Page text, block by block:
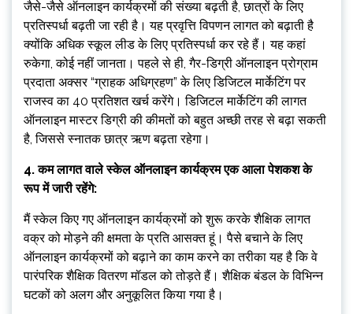
जैसे-जैसे ऑनलाइन कार्यक्रमों की संख्या बढ़ती है, छात्रों के लिए
प्रतिस्पर्धा बढ़ती जा रही है। यह प्रवृत्ति विपणन लागत को बढ़ाती है
क्योंकि अधिक स्कूल लीड के लिए प्रतिस्पर्धा कर रहे हैं। यह कहां
रुकेगा, कोई नहीं जानता। पहले से ही, गैर-डिग्री ऑनलाइन प्रोग्राम
प्रदाता अक्सर “ग्राहक अधिग्रहण” के लिए डिजिटल मार्केटिंग पर
राजस्व का 40 प्रतिशत खर्च करेंगे। डिजिटल मार्केटिंग की लागत
ऑनलाइन मास्टर डिग्री की कीमतों को बहुत अच्छी तरह से बढ़ा सकती
है, जिससे स्नातक छात्र ऋण बढ़ता रहेगा।
4. कम लागत वाले स्केल ऑनलाइन कार्यक्रम एक आला पेशकश के
रूप में जारी रहेंगे:
मैं स्केल किए गए ऑनलाइन कार्यक्रमों को शुरू करके शैक्षिक लागत
वक्र को मोड़ने की क्षमता के प्रति आसक्त हूं। पैसे बचाने के लिए
ऑनलाइन कार्यक्रमों को बढ़ाने का काम करने का तरीका यह है कि वे
पारंपरिक शैक्षिक वितरण मॉडल को तोड़ते हैं। शैक्षिक बंडल के विभिन्न
घटकों को अलग और अनुकूलित किया गया है।